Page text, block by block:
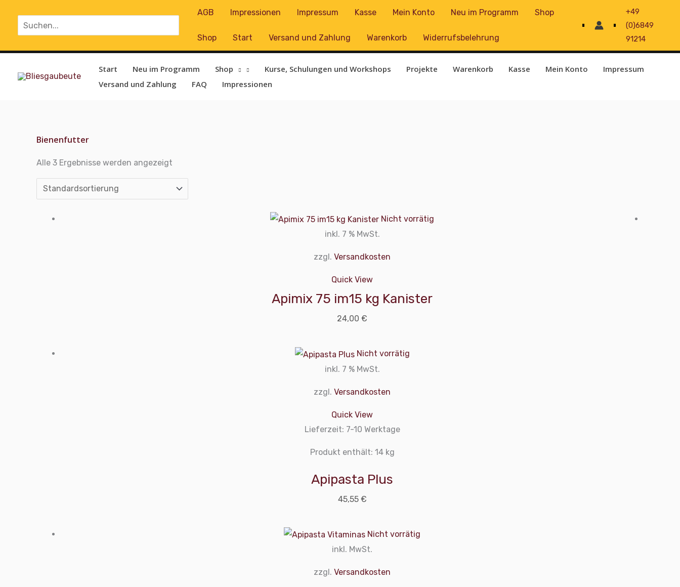
springen
Search
for:
AGB Impressionen Impressum Kasse Mein Konto Neu im Programm Shop
Shop Start Versand und Zahlung Warenkorb Widerrufsbelehrung
+49
(0)6849
91214
Start Neu im Programm Shop Kurse, Schulungen und Workshops Projekte Warenkorb Kasse Mein Konto
Impressum
Versand und Zahlung
FAQ Impressionen
Bienenfutter
Alle 3 Ergebnisse werden angezeigt
Nicht vorrätig
inkl. 7 % MwSt.
zzgl. Versandkosten
Quick View
Apimix 75 im15 kg Kanister
24,00 €
Nicht vorrätig
inkl. 7 % MwSt.
zzgl. Versandkosten
Quick View
Lieferzeit: 7-10 Werktage
Produkt enthält: 14 kg
Apipasta Plus
45,55 €
Nicht vorrätig
inkl. MwSt.
zzgl. Versandkosten